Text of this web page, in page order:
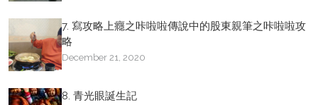
7. 寫攻略上癮之咔啦啦傳說中的股東親筆之咔啦啦攻
略
December 21, 2020
8. 青光眼誕生記